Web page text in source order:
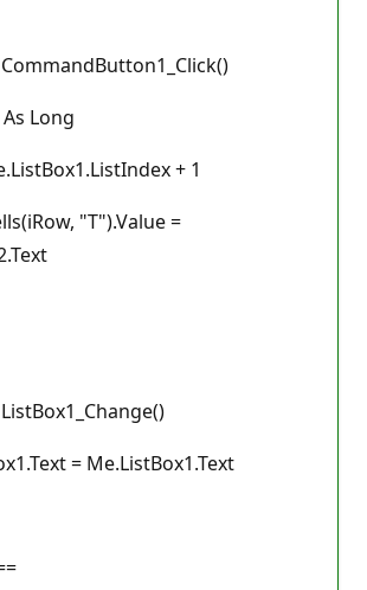
Long
+ 1
"T").Value =
= Me.ListBox1.Text